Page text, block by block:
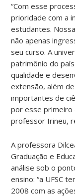
“Com esse
prioridade com a
estudantes.
não apenas
seu curso. A
patrimônio do
qualidade e
extensão, além
importantes de
por esse primeiro
professor Irineu,
A professora
Graduação e
análise sob o
ensino: “a UFSC
2008 com as